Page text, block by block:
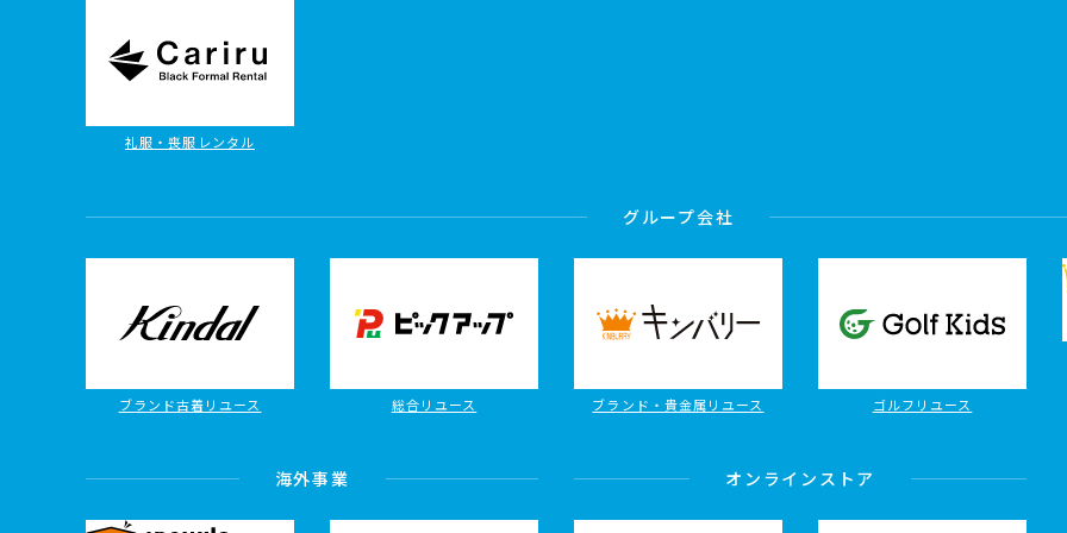
礼服・喪服レンタル
グループ会社
ブランド古着リユース 総合リユース ブランド・貴金属リユース ゴルフリユース
海外事業 オンラインストア